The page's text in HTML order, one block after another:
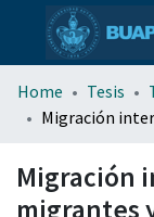
Home Tesis
Migración
migrantes